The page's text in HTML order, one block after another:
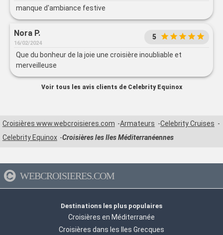
manque d'ambiance festive
Nora P.
16/02/2024
5
Que du bonheur de la joie une croisière inoubliable et
merveilleuse
Voir tous les avis clients de Celebrity Equinox
Croisières www.webcroisieres.com Armateurs
Celebrity Cruises
Celebrity Equinox
Croisières les Iles Méditerranéennes
WEBCROISIERES.COM
Destinations les plus populaires
Croisières en Méditerranée
Croisières dans les Iles Grecques